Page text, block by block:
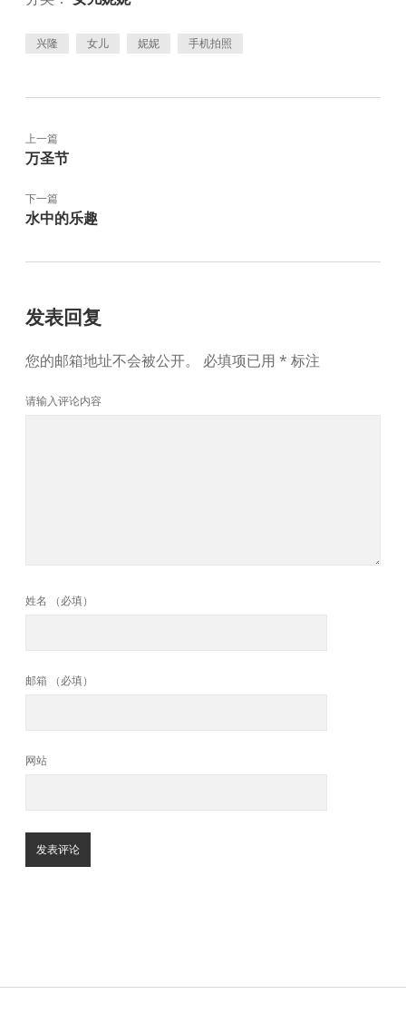
兴隆 女儿 妮妮 手机拍照
上一篇
万圣节
下一篇
水中的乐趣
发表回复
您的邮箱地址不会被公开。 必填项已用 * 标注
请输入评论内容
姓名 （必填）
邮箱 （必填）
网站